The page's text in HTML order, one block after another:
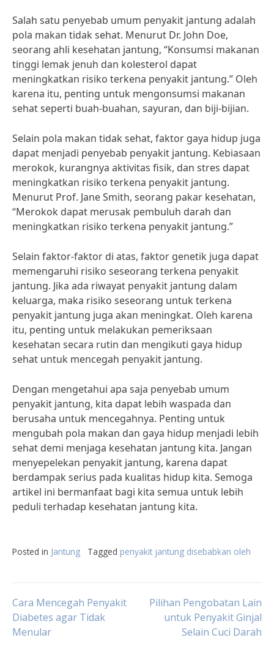
Salah satu penyebab umum penyakit jantung adalah
pola makan tidak sehat. Menurut Dr. John Doe,
seorang ahli kesehatan jantung, “Konsumsi makanan
tinggi lemak jenuh dan kolesterol dapat
meningkatkan risiko terkena penyakit jantung.” Oleh
karena itu, penting untuk mengonsumsi makanan
sehat seperti buah-buahan, sayuran, dan biji-bijian.
Selain pola makan tidak sehat, faktor gaya hidup juga
dapat menjadi penyebab penyakit jantung. Kebiasaan
merokok, kurangnya aktivitas fisik, dan stres dapat
meningkatkan risiko terkena penyakit jantung.
Menurut Prof. Jane Smith, seorang pakar kesehatan,
“Merokok dapat merusak pembuluh darah dan
meningkatkan risiko terkena penyakit jantung.”
Selain faktor-faktor di atas, faktor genetik juga dapat
memengaruhi risiko seseorang terkena penyakit
jantung. Jika ada riwayat penyakit jantung dalam
keluarga, maka risiko seseorang untuk terkena
penyakit jantung juga akan meningkat. Oleh karena
itu, penting untuk melakukan pemeriksaan
kesehatan secara rutin dan mengikuti gaya hidup
sehat untuk mencegah penyakit jantung.
Dengan mengetahui apa saja penyebab umum
penyakit jantung, kita dapat lebih waspada dan
berusaha untuk mencegahnya. Penting untuk
mengubah pola makan dan gaya hidup menjadi lebih
sehat demi menjaga kesehatan jantung kita. Jangan
menyepelekan penyakit jantung, karena dapat
berdampak serius pada kualitas hidup kita. Semoga
artikel ini bermanfaat bagi kita semua untuk lebih
peduli terhadap kesehatan jantung kita.
Posted in Jantung Tagged penyakit jantung disebabkan oleh
Post
navigation
Cara Mencegah Penyakit
Diabetes agar Tidak
Menular
Pilihan Pengobatan Lain
untuk Penyakit Ginjal
Selain Cuci Darah